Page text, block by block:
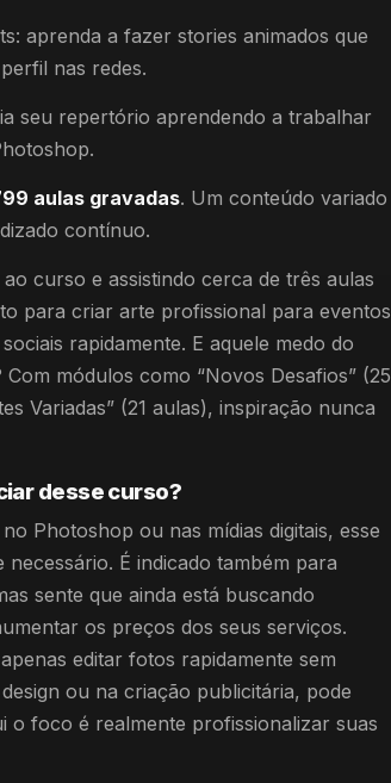
aprenda a fazer stories animados que
nas redes.
seu repertório aprendendo a trabalhar
aulas gravadas. Um conteúdo variado
contínuo.
curso e assistindo cerca de três aulas
para criar arte profissional para eventos
rapidamente. E aquele medo do
módulos como “Novos Desafios” (25
Variadas” (21 aulas), inspiração nunca
desse curso?
Photoshop ou nas mídias digitais, esse
É indicado também para
sente que ainda está buscando
os preços dos seus serviços.
editar fotos rapidamente sem
ou na criação publicitária, pode
o foco é realmente profissionalizar suas